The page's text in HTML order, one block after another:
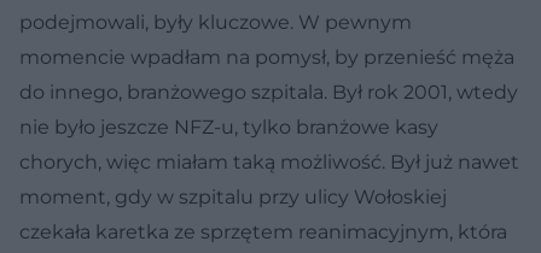
podejmowali, były kluczowe. W pewnym
momencie wpadłam na pomysł, by przenieść męża
do innego, branżowego szpitala. Był rok 2001, wtedy
nie było jeszcze NFZ-u, tylko branżowe kasy
chorych, więc miałam taką możliwość. Był już nawet
moment, gdy w szpitalu przy ulicy Wołoskiej
czekała karetka ze sprzętem reanimacyjnym, która